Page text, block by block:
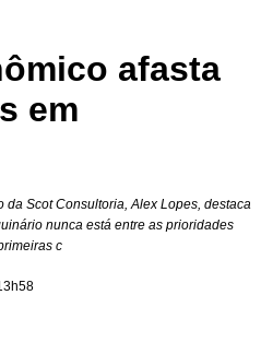
afasta
em
da Scot Consultoria, Alex Lopes, destaca
nunca está entre as prioridades
c